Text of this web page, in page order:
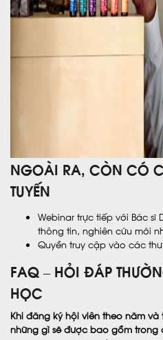
NGOÀI RA, CÒN CÓ
TUYẾN
Webinar trực tiếp với Bác sĩ
thông tin, nghiên cứu mới
Quyền truy cập vào các
FAQ – HỎI ĐÁP
HỌC
Khi đăng ký hội viên theo năm
những gì sẽ được bao gồm trong